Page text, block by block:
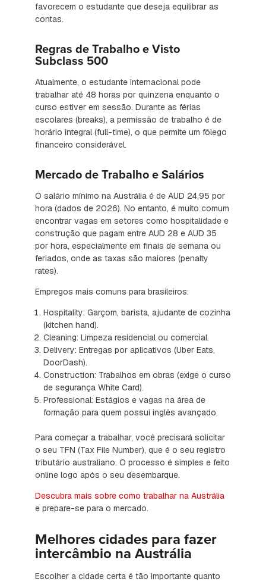
favorecem o estudante que deseja equilibrar as
contas.
Regras de Trabalho e Visto
Subclass 500
Atualmente, o estudante internacional pode
trabalhar até 48 horas por quinzena enquanto o
curso estiver em sessão. Durante as férias
escolares (breaks), a permissão de trabalho é de
horário integral (full-time), o que permite um fôlego
financeiro considerável.
Mercado de Trabalho e Salários
O salário mínimo na Austrália é de AUD 24,95 por
hora (dados de 2026). No entanto, é muito comum
encontrar vagas em setores como hospitalidade e
construção que pagam entre AUD 28 e AUD 35
por hora, especialmente em finais de semana ou
feriados, onde as taxas são maiores (penalty
rates).
Empregos mais comuns para brasileiros:
Hospitality: Garçom, barista, ajudante de cozinha
(kitchen hand).
Cleaning: Limpeza residencial ou comercial.
Delivery: Entregas por aplicativos (Uber Eats,
DoorDash).
Construction: Trabalhos em obras (exige o curso
de segurança White Card).
Professional: Estágios e vagas na área de
formação para quem possui inglês avançado.
Para começar a trabalhar, você precisará solicitar
o seu TFN (Tax File Number), que é o seu registro
tributário australiano. O processo é simples e feito
online logo após o seu desembarque.
Descubra mais sobre como trabalhar na Austrália
e prepare-se para o mercado.
Melhores cidades para fazer
intercâmbio na Austrália
Escolher a cidade certa é tão importante quanto